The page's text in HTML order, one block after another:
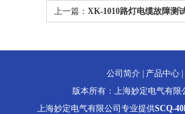
上一篇： XK-1010路灯电缆故障测
公司简介 产品中心
版本所有：上海妙定电气有
上海妙定电气有限公司专业提供SCQ-